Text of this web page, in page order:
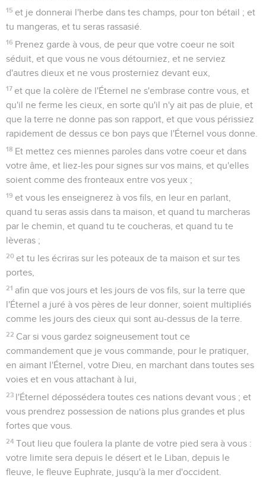
15 et je donnerai l'herbe dans tes champs, pour ton bétail ; et
tu mangeras, et tu seras rassasié.
16 Prenez garde à vous, de peur que votre coeur ne soit
séduit, et que vous ne vous détourniez, et ne serviez
d'autres dieux et ne vous prosterniez devant eux,
17 et que la colère de l'Éternel ne s'embrase contre vous, et
qu'il ne ferme les cieux, en sorte qu'il n'y ait pas de pluie, et
que la terre ne donne pas son rapport, et que vous périssiez
rapidement de dessus ce bon pays que l'Éternel vous donne.
18 Et mettez ces miennes paroles dans votre coeur et dans
votre âme, et liez-les pour signes sur vos mains, et qu'elles
soient comme des fronteaux entre vos yeux ;
19 et vous les enseignerez à vos fils, en leur en parlant,
quand tu seras assis dans ta maison, et quand tu marcheras
par le chemin, et quand tu te coucheras, et quand tu te
lèveras ;
20 et tu les écriras sur les poteaux de ta maison et sur tes
portes,
21 afin que vos jours et les jours de vos fils, sur la terre que
l'Éternel a juré à vos pères de leur donner, soient multipliés
comme les jours des cieux qui sont au-dessus de la terre.
22 Car si vous gardez soigneusement tout ce
commandement que je vous commande, pour le pratiquer,
en aimant l'Éternel, votre Dieu, en marchant dans toutes ses
voies et en vous attachant à lui,
23 l'Éternel dépossédera toutes ces nations devant vous ; et
vous prendrez possession de nations plus grandes et plus
fortes que vous.
24 Tout lieu que foulera la plante de votre pied sera à vous :
votre limite sera depuis le désert et le Liban, depuis le
fleuve, le fleuve Euphrate, jusqu'à la mer d'occident.